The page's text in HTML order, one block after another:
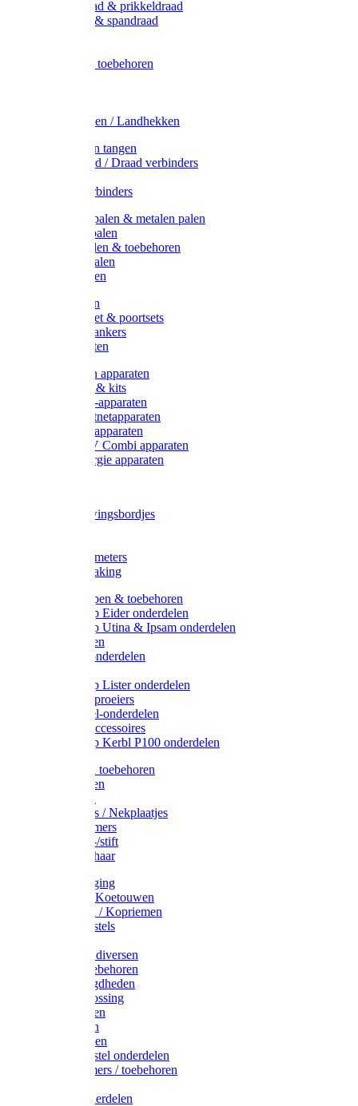
Metaal draad & prikkeldraad
Binddraad & spandraad
Afrasternet toebehoren
Weidehekken / Landhekken
Spanners en tangen
Lint / Koord / Draad verbinders
Litzclip verbinders
Recycling palen & metalen palen
Kunststof palen
T-Post t-palen & toebehoren
Glasfiber palen
Houten palen
Poortgrepen
Doorgangset & poortsets
Poortgreepankers
Weidepoorten
Onderdelen apparaten
Starter sets & kits
9V Batterij-apparaten
230V Lichtnetapparaten
12V Accu-apparaten
230V / 12V Combi apparaten
Zonne-energie apparaten
Waarschuwingsbordjes
Wegers en meters
Video bewaking
Weidepompen & toebehoren
Weidepomp Eider onderdelen
Weidepomp Utina & Ipsam onderdelen
Drinkbakken
Drinkbak onderdelen
Weidepomp Lister onderdelen
Nippels / Sproeiers
Drinknippel-onderdelen
Drinkbak accessoires
Weidepomp Kerbl P100 onderdelen
Oormerken toebehoren
Enkelbanden
Halsplaatjes / Nekplaatjes
Kokernummers
Merkspray-/stift
Veemerkschaar
Uierverzorging
Halsters & Koetouwen
Halsriemen / Kopriemen
Koerugborstels
Koe / Stier diversen
Melkers toebehoren
Stalbenodigdheden
Kalververlossing
Stierenringen
Onthoornen
Kalverflessen
Koerugborstel onderdelen
Kalveremmers / toebehoren
Koelift onderdelen